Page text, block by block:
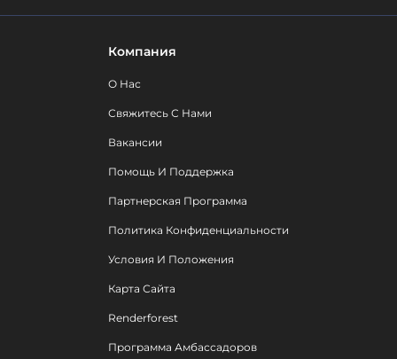
Компания
О Нас
Свяжитесь С Нами
Вакансии
Помощь И Поддержка
Партнерская Программа
Политика Конфиденциальности
Условия И Положения
Карта Сайта
Renderforest
Программа Амбассадоров